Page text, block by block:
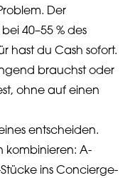
Der
40–55 % des
hast du Cash sofort.
brauchst oder
ohne auf einen
entscheiden.
kombinieren: A-
ins Concierge-